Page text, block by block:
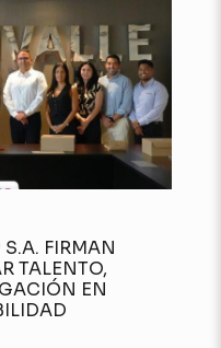
FIRMAN
TALENTO,
EN